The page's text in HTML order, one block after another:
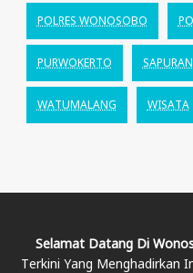
POLRES WONOSOBO
PURWOKERTO SAPURAN
WATUMALANG WISATA
Selamat Datang Di
Terkini Yang Menghadirkan